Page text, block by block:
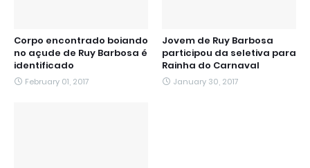
Corpo encontrado boiando
no açude de Ruy Barbosa é
identificado
February 01, 2017
Jovem de Ruy Barbosa
participou da seletiva para
Rainha do Carnaval
January 30, 2017